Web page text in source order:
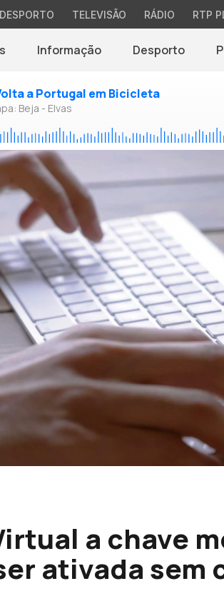
DESPORTO TELEVISÃO RÁDIO RTP
Informação Desporto
a Portugal em Bicicleta
Beja - Elvas
a chave
ativada sem